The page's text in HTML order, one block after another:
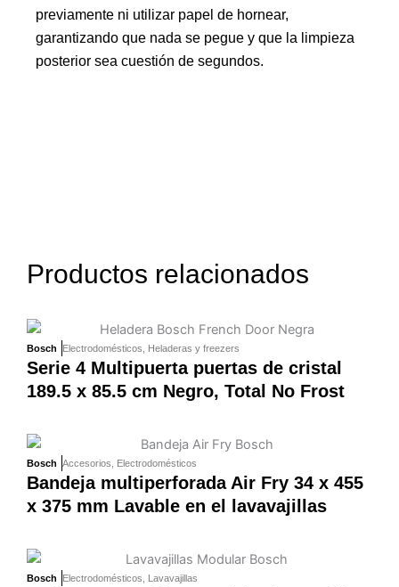
previamente ni utilizar papel de hornear,
garantizando que nada se pegue y que la limpieza
posterior sea cuestión de segundos.
Productos relacionados
Bosch Electrodomésticos, Heladeras y freezers
Serie 4 Multipuerta puertas de cristal
189.5 x 85.5 cm Negro, Total No Frost
Bosch Accesorios, Electrodomésticos
Bandeja multiperforada Air Fry 34 x 455
x 375 mm Lavable en el lavavajillas
Bosch Electrodomésticos, Lavavajillas